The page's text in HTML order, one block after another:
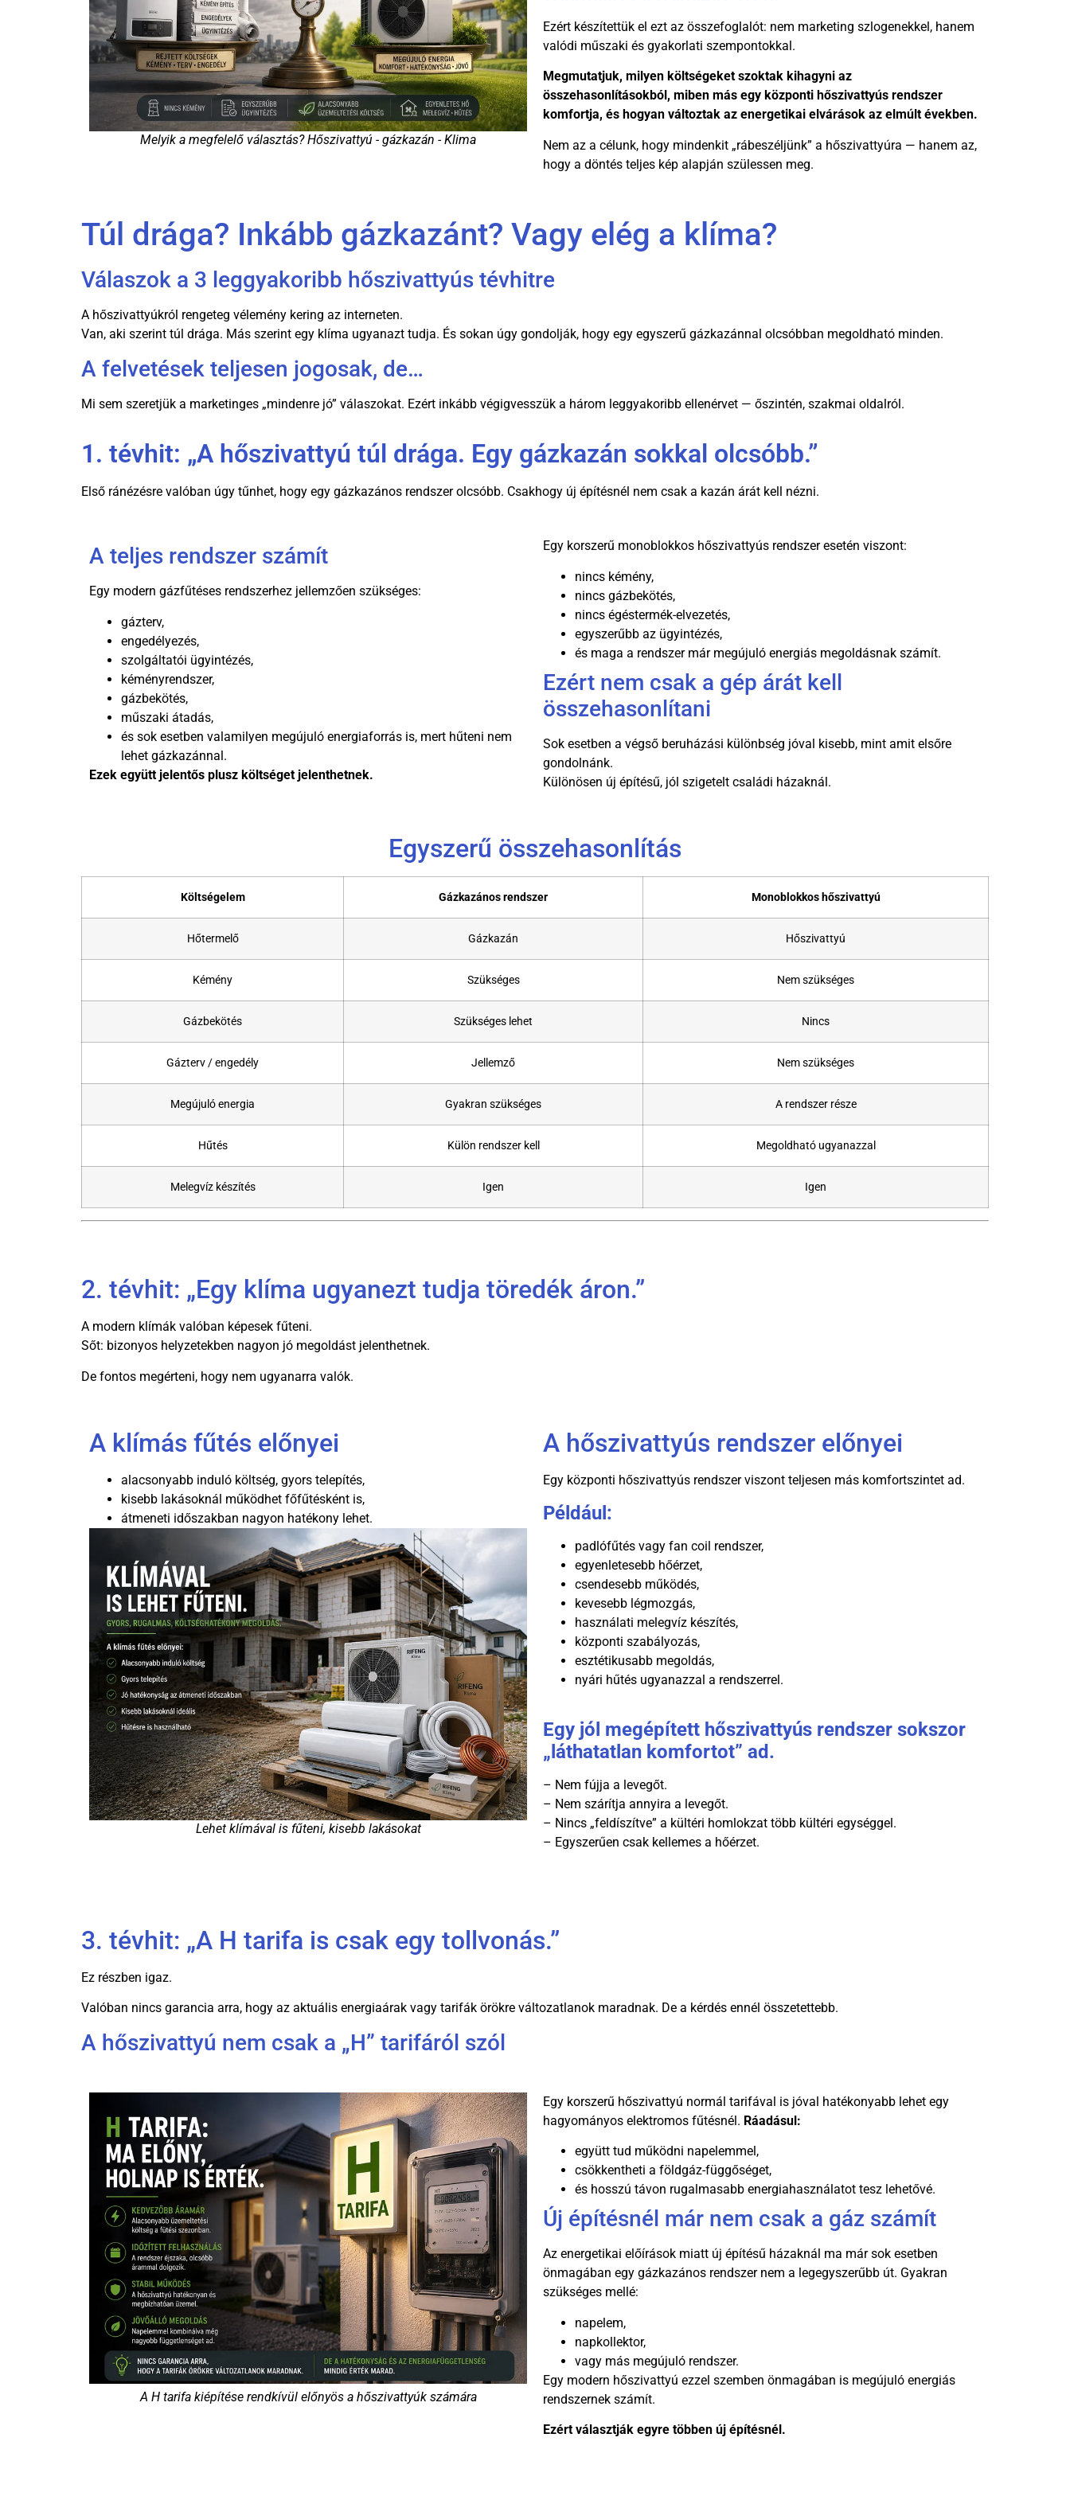
Melyik a megfelelő választás? Hőszivattyú - gázkazán - Klima
Ezért készítettük el ezt az összefoglalót: nem marketing szlogenekkel, hanem
valódi műszaki és gyakorlati szempontokkal.
Megmutatjuk, milyen költségeket szoktak kihagyni az
összehasonlításokból, miben más egy központi hőszivattyús rendszer
komfortja, és hogyan változtak az energetikai elvárások az elmúlt években.
Nem az a célunk, hogy mindenkit „rábeszéljünk” a hőszivattyúra — hanem az,
hogy a döntés teljes kép alapján szülessen meg.
Túl drága? Inkább gázkazánt? Vagy elég a klíma?
Válaszok a 3 leggyakoribb hőszivattyús tévhitre
A hőszivattyúkról rengeteg vélemény kering az interneten.
Van, aki szerint túl drága. Más szerint egy klíma ugyanazt tudja. És sokan úgy gondolják, hogy egy egyszerű gázkazánnal olcsóbban megoldható minden.
A felvetések teljesen jogosak, de…
Mi sem szeretjük a marketinges „mindenre jó” válaszokat. Ezért inkább végigvesszük a három leggyakoribb ellenérvet — őszintén, szakmai oldalról.
1. tévhit: „A hőszivattyú túl drága. Egy gázkazán sokkal olcsóbb.”
Első ránézésre valóban úgy tűnhet, hogy egy gázkazános rendszer olcsóbb. Csakhogy új építésnél nem csak a kazán árát kell nézni.
A teljes rendszer számít
Egy modern gázfűtéses rendszerhez jellemzően szükséges:
gázterv,
engedélyezés,
szolgáltatói ügyintézés,
kéményrendszer,
gázbekötés,
műszaki átadás,
és sok esetben valamilyen megújuló energiaforrás is, mert hűteni nem
lehet gázkazánnal.
Ezek együtt jelentős plusz költséget jelenthetnek.
Egy korszerű monoblokkos hőszivattyús rendszer esetén viszont:
nincs kémény,
nincs gázbekötés,
nincs égéstermék-elvezetés,
egyszerűbb az ügyintézés,
és maga a rendszer már megújuló energiás megoldásnak számít.
Ezért nem csak a gép árát kell
összehasonlítani
Sok esetben a végső beruházási különbség jóval kisebb, mint amit elsőre
gondolnánk.
Különösen új építésű, jól szigetelt családi házaknál.
Egyszerű összehasonlítás
Költségelem Gázkazános rendszer Monoblokkos hőszivattyú
Hőtermelő Gázkazán Hőszivattyú
Kémény Szükséges Nem szükséges
Gázbekötés Szükséges lehet Nincs
Gázterv / engedély Jellemző Nem szükséges
Megújuló energia Gyakran szükséges A rendszer része
Hűtés Külön rendszer kell Megoldható ugyanazzal
Melegvíz készítés Igen Igen
2. tévhit: „Egy klíma ugyanezt tudja töredék áron.”
A modern klímák valóban képesek fűteni.
Sőt: bizonyos helyzetekben nagyon jó megoldást jelenthetnek.
De fontos megérteni, hogy nem ugyanarra valók.
A klímás fűtés előnyei
alacsonyabb induló költség, gyors telepítés,
kisebb lakásoknál működhet főfűtésként is,
átmeneti időszakban nagyon hatékony lehet.
Lehet klímával is fűteni, kisebb lakásokat
A hőszivattyús rendszer előnyei
Egy központi hőszivattyús rendszer viszont teljesen más komfortszintet ad.
Például:
padlófűtés vagy fan coil rendszer,
egyenletesebb hőérzet,
csendesebb működés,
kevesebb légmozgás,
használati melegvíz készítés,
központi szabályozás,
esztétikusabb megoldás,
nyári hűtés ugyanazzal a rendszerrel.
Egy jól megépített hőszivattyús rendszer sokszor
„láthatatlan komfortot” ad.
– Nem fújja a levegőt.
– Nem szárítja annyira a levegőt.
– Nincs „feldíszítve” a kültéri homlokzat több kültéri egységgel.
– Egyszerűen csak kellemes a hőérzet.
3. tévhit: „A H tarifa is csak egy tollvonás.”
Ez részben igaz.
Valóban nincs garancia arra, hogy az aktuális energiaárak vagy tarifák örökre változatlanok maradnak. De a kérdés ennél összetettebb.
A hőszivattyú nem csak a „H” tarifáról szól
A H tarifa kiépítése rendkívül előnyös a hőszivattyúk számára
Egy korszerű hőszivattyú normál tarifával is jóval hatékonyabb lehet egy
hagyományos elektromos fűtésnél. Ráadásul:
együtt tud működni napelemmel,
csökkentheti a földgáz-függőséget,
és hosszú távon rugalmasabb energiahasználatot tesz lehetővé.
Új építésnél már nem csak a gáz számít
Az energetikai előírások miatt új építésű házaknál ma már sok esetben
önmagában egy gázkazános rendszer nem a legegyszerűbb út. Gyakran
szükséges mellé:
napelem,
napkollektor,
vagy más megújuló rendszer.
Egy modern hőszivattyú ezzel szemben önmagában is megújuló energiás
rendszernek számít.
Ezért választják egyre többen új építésnél.